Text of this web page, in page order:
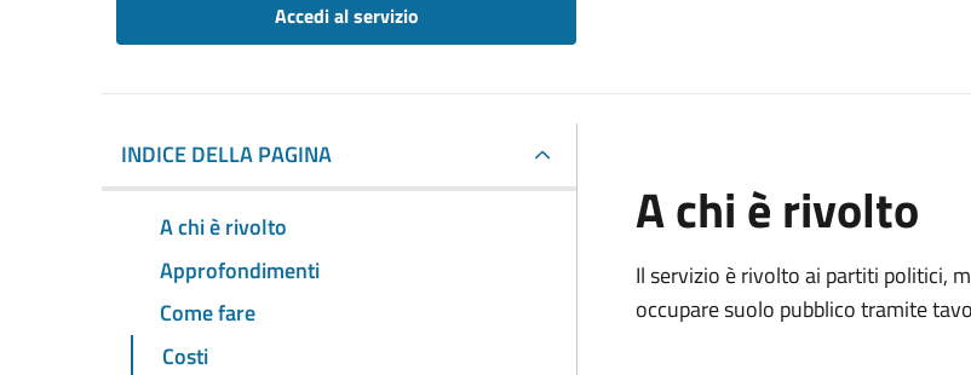
Accedi al servizio
INDICE DELLA PAGINA
A chi è rivolto
Approfondimenti
Come fare
Costi
A chi è rivolto
Il servizio è rivolto ai partiti politici,
occupare suolo pubblico tramite